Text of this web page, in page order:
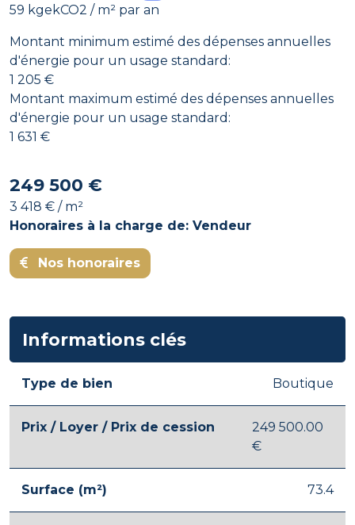
59 kgekCO2 / m² par an
Montant minimum estimé des dépenses annuelles
d'énergie pour un usage standard:
1 205 €
Montant maximum estimé des dépenses annuelles
d'énergie pour un usage standard:
1 631 €
249 500 €
3 418 € / m²
Honoraires à la charge de: Vendeur
Nos honoraires
Informations clés
Type de bien Boutique
Prix / Loyer / Prix de cession
249 500.00
€
Surface (m²) 73.4